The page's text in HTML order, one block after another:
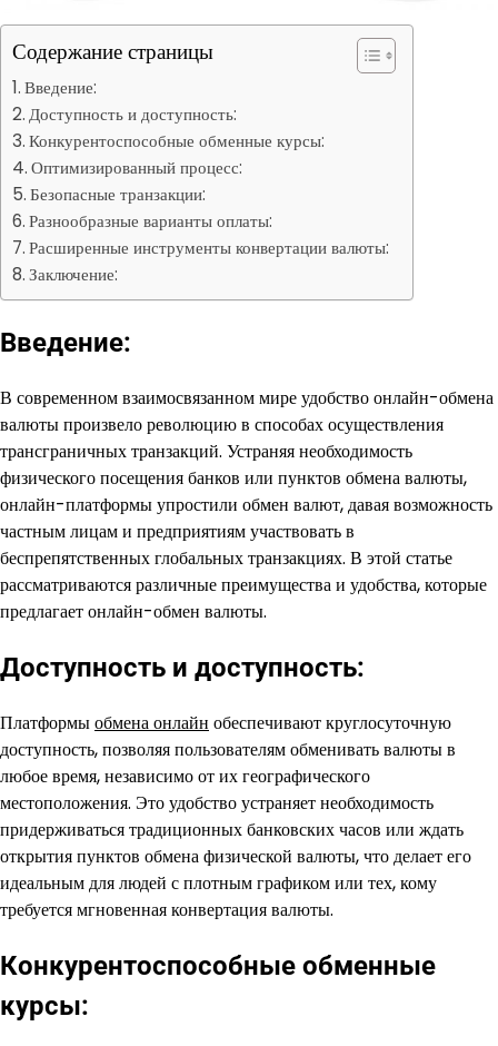
Содержание страницы
Введение:
Доступность и доступность:
Конкурентоспособные обменные курсы:
Оптимизированный процесс:
Безопасные транзакции:
Разнообразные варианты оплаты:
Расширенные инструменты конвертации валюты:
Заключение:
Введение:
В современном взаимосвязанном мире удобство онлайн-обмена
валюты произвело революцию в способах осуществления
трансграничных транзакций. Устраняя необходимость
физического посещения банков или пунктов обмена валюты,
онлайн-платформы упростили обмен валют, давая возможность
частным лицам и предприятиям участвовать в
беспрепятственных глобальных транзакциях. В этой статье
рассматриваются различные преимущества и удобства, которые
предлагает онлайн-обмен валюты.
Доступность и доступность:
Платформыобмена онлайн обеспечивают круглосуточную
доступность, позволяя пользователям обменивать валюты в
любое время, независимо от их географического
местоположения. Это удобство устраняет необходимость
придерживаться традиционных банковских часов или ждать
открытия пунктов обмена физической валюты, что делает его
идеальным для людей с плотным графиком или тех, кому
требуется мгновенная конвертация валюты.
Конкурентоспособные обменные
курсы: